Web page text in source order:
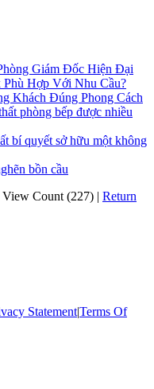
Giám Đốc Hiện Đại
Hợp Với Nhu Cầu?
Khách Đúng Phong Cách
phòng bếp được nhiều
bí quyết sở hữu một không
bồn cầu
View Count (227) | Return
Statement|Terms Of